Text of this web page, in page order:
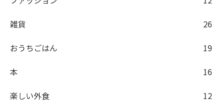
雑貨
26
おうちごはん
19
本
16
楽しい外食
12